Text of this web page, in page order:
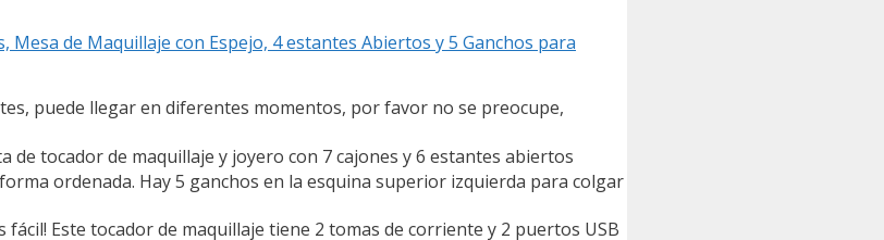
Mesa de Maquillaje con Espejo, 4 estantes Abiertos y 5 Ganchos para
puede llegar en diferentes momentos, por favor no se preocupe,
de tocador de maquillaje y joyero con 7 cajones y 6 estantes abiertos
ordenada. Hay 5 ganchos en la esquina superior izquierda para colgar
Este tocador de maquillaje tiene 2 tomas de corriente y 2 puertos USB